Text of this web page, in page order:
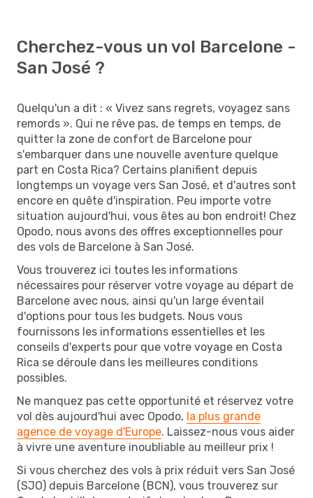
Cherchez-vous un vol Barcelone -
San José ?
Quelqu'un a dit : « Vivez sans regrets, voyagez sans
remords ». Qui ne rêve pas, de temps en temps, de
quitter la zone de confort de Barcelone pour
s'embarquer dans une nouvelle aventure quelque
part en Costa Rica? Certains planifient depuis
longtemps un voyage vers San José, et d'autres sont
encore en quête d'inspiration. Peu importe votre
situation aujourd'hui, vous êtes au bon endroit! Chez
Opodo, nous avons des offres exceptionnelles pour
des vols de Barcelone à San José.
Vous trouverez ici toutes les informations
nécessaires pour réserver votre voyage au départ de
Barcelone avec nous, ainsi qu'un large éventail
d'options pour tous les budgets. Nous vous
fournissons les informations essentielles et les
conseils d'experts pour que votre voyage en Costa
Rica se déroule dans les meilleures conditions
possibles.
Ne manquez pas cette opportunité et réservez votre
vol dès aujourd'hui avec Opodo, la plus grande
agence de voyage d'Europe. Laissez-nous vous aider
à vivre une aventure inoubliable au meilleur prix !
Si vous cherchez des vols à prix réduit vers San José
(SJO) depuis Barcelone (BCN), vous trouverez sur